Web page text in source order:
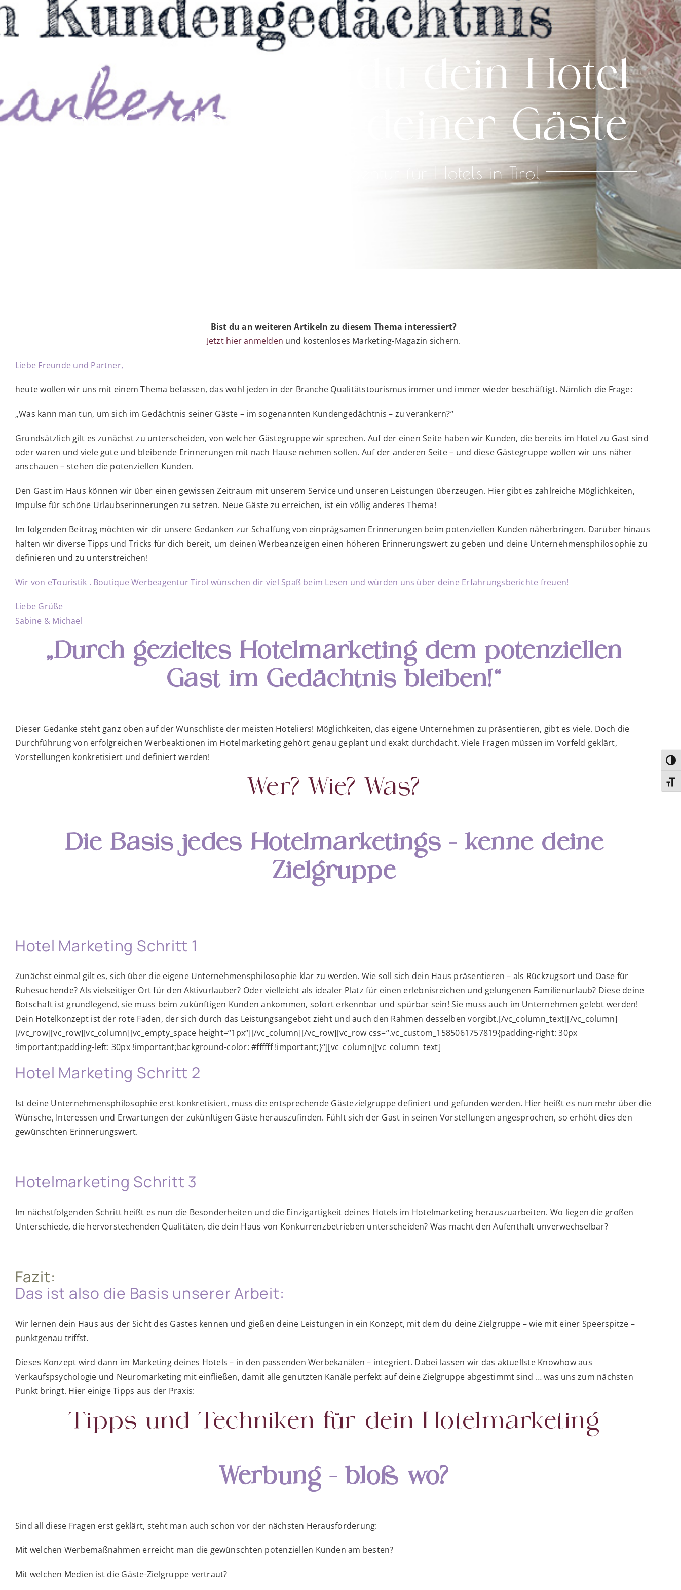
So verankerst du dein Hotel
im Gedächtnis deiner Gäste
Tourismusblog der Werbeagentur für Hotels in Tirol
Bist du an weiteren Artikeln zu diesem Thema interessiert?
Jetzt hier anmelden und kostenloses Marketing-Magazin sichern.
Liebe Freunde und Partner,
heute wollen wir uns mit einem Thema befassen, das wohl jeden in der Branche Qualitätstourismus immer und immer wieder beschäftigt. Nämlich die Frage:
„Was kann man tun, um sich im Gedächtnis seiner Gäste – im sogenannten Kundengedächtnis – zu verankern?“
Grundsätzlich gilt es zunächst zu unterscheiden, von welcher Gästegruppe wir sprechen. Auf der einen Seite haben wir Kunden, die bereits im Hotel zu Gast sind
oder waren und viele gute und bleibende Erinnerungen mit nach Hause nehmen sollen. Auf der anderen Seite – und diese Gästegruppe wollen wir uns näher
anschauen – stehen die potenziellen Kunden.
Den Gast im Haus können wir über einen gewissen Zeitraum mit unserem Service und unseren Leistungen überzeugen. Hier gibt es zahlreiche Möglichkeiten,
Impulse für schöne Urlaubserinnerungen zu setzen. Neue Gäste zu erreichen, ist ein völlig anderes Thema!
Im folgenden Beitrag möchten wir dir unsere Gedanken zur Schaffung von einprägsamen Erinnerungen beim potenziellen Kunden näherbringen. Darüber hinaus
halten wir diverse Tipps und Tricks für dich bereit, um deinen Werbeanzeigen einen höheren Erinnerungswert zu geben und deine Unternehmensphilosophie zu
definieren und zu unterstreichen!
Wir von eTouristik . Boutique Werbeagentur Tirol wünschen dir viel Spaß beim Lesen und würden uns über deine Erfahrungsberichte freuen!
Liebe Grüße
Sabine & Michael
„Durch gezieltes Hotelmarketing dem potenziellen
Gast im Gedächtnis bleiben!“
Dieser Gedanke steht ganz oben auf der Wunschliste der meisten Hoteliers! Möglichkeiten, das eigene Unternehmen zu präsentieren, gibt es viele. Doch die
Durchführung von erfolgreichen Werbeaktionen im Hotelmarketing gehört genau geplant und exakt durchdacht. Viele Fragen müssen im Vorfeld geklärt,
Vorstellungen konkretisiert und definiert werden!
Wer? Wie? Was?
Die Basis jedes Hotelmarketings – kenne deine
Zielgruppe
Hotel Marketing Schritt 1
Zunächst einmal gilt es, sich über die eigene Unternehmensphilosophie klar zu werden. Wie soll sich dein Haus präsentieren – als Rückzugsort und Oase für
Ruhesuchende? Als vielseitiger Ort für den Aktivurlauber? Oder vielleicht als idealer Platz für einen erlebnisreichen und gelungenen Familienurlaub? Diese deine
Botschaft ist grundlegend, sie muss beim zukünftigen Kunden ankommen, sofort erkennbar und spürbar sein! Sie muss auch im Unternehmen gelebt werden!
Dein Hotelkonzept ist der rote Faden, der sich durch das Leistungsangebot zieht und auch den Rahmen desselben vorgibt.[/vc_column_text][/vc_column]
[/vc_row][vc_row][vc_column][vc_empty_space height=“1px“][/vc_column][/vc_row][vc_row css=“.vc_custom_1585061757819{padding-right: 30px
!important;padding-left: 30px !important;background-color: #ffffff !important;}“][vc_column][vc_column_text]
Hotel Marketing Schritt 2
Ist deine Unternehmensphilosophie erst konkretisiert, muss die entsprechende Gästezielgruppe definiert und gefunden werden. Hier heißt es nun mehr über die
Wünsche, Interessen und Erwartungen der zukünftigen Gäste herauszufinden. Fühlt sich der Gast in seinen Vorstellungen angesprochen, so erhöht dies den
gewünschten Erinnerungswert.
Hotelmarketing Schritt 3
Im nächstfolgenden Schritt heißt es nun die Besonderheiten und die Einzigartigkeit deines Hotels im Hotelmarketing herauszuarbeiten. Wo liegen die großen
Unterschiede, die hervorstechenden Qualitäten, die dein Haus von Konkurrenzbetrieben unterscheiden? Was macht den Aufenthalt unverwechselbar?
Fazit:
Das ist also die Basis unserer Arbeit:
Wir lernen dein Haus aus der Sicht des Gastes kennen und gießen deine Leistungen in ein Konzept, mit dem du deine Zielgruppe – wie mit einer Speerspitze –
punktgenau triffst.
Dieses Konzept wird dann im Marketing deines Hotels – in den passenden Werbekanälen – integriert. Dabei lassen wir das aktuellste Knowhow aus
Verkaufspsychologie und Neuromarketing mit einfließen, damit alle genutzten Kanäle perfekt auf deine Zielgruppe abgestimmt sind … was uns zum nächsten
Punkt bringt. Hier einige Tipps aus der Praxis:
Tipps und Techniken für dein Hotelmarketing
Werbung – bloß wo?
Sind all diese Fragen erst geklärt, steht man auch schon vor der nächsten Herausforderung:
Mit welchen Werbemaßnahmen erreicht man die gewünschten potenziellen Kunden am besten?
Mit welchen Medien ist die Gäste-Zielgruppe vertraut?